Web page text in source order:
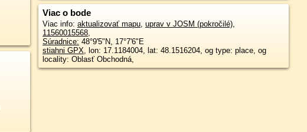
Viac o bode
Viac info: aktualizovať mapu, uprav v JOSM (pokročilé),
11560015568,
Súradnice: 48°9'5"N, 17°7'6"E
stiahni GPX, lon: 17.1184004, lat: 48.1516204, og type: place, og
locality: Oblasť Obchodná,